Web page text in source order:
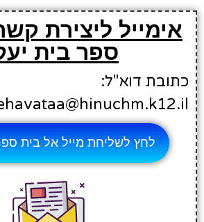
אימייל ליצירת
ספר בית
כתובת דוא"ל:
לחץ לשליחת מייל אל בית